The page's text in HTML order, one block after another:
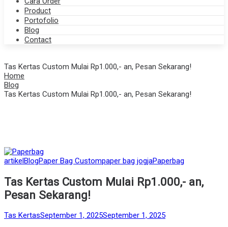
Product
Portofolio
Blog
Contact
Tas Kertas Custom Mulai Rp1.000,- an, Pesan Sekarang!
Home
Blog
Tas Kertas Custom Mulai Rp1.000,- an, Pesan Sekarang!
Posted
artikelBlogPaper Bag Custompaper bag jogjaPaperbag
Tas Kertas Custom Mulai Rp1.000,- an,
Pesan Sekarang!
by
Tas KertasPosted
September 1, 2025September 1, 2025